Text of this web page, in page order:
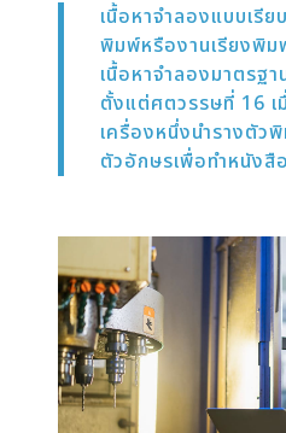
เนื้อหาจำลองแบบเรี
พิมพ์หรืองานเรียงพิม
เนื้อหาจำลองมาตรฐ
ตั้งแต่ศตวรรษที่ 16 เ
เครื่องหนึ่งนำรางตัว
ตัวอักษรเพื่อทำหนังสื